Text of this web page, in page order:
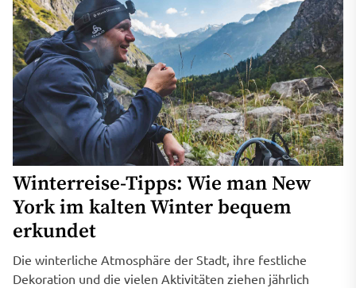
Winterreise-Tipps: Wie man New
York im kalten Winter bequem
erkundet
Die winterliche Atmosphäre der Stadt, ihre festliche
Dekoration und die vielen Aktivitäten ziehen jährlich